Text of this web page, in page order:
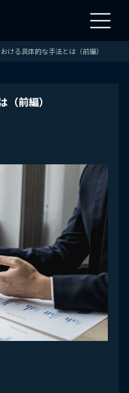
ける具体的な手法とは（前編）
前編）